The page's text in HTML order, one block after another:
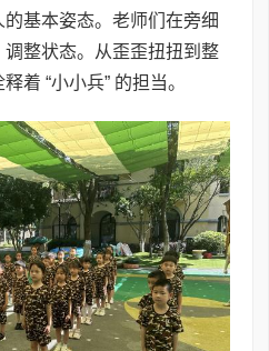
基本姿态。老师们在旁细
整状态。从歪歪扭扭到整
着 “小小兵” 的担当。